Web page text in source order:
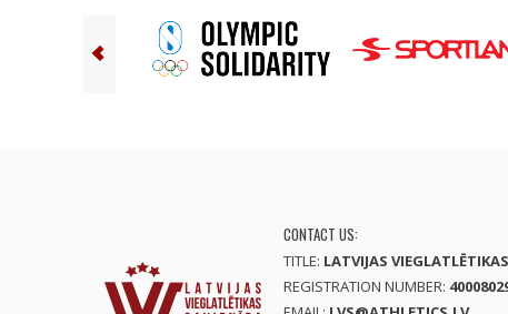
CONTACT US:
TITLE: LATVIJAS
REGISTRATION NUMBER: